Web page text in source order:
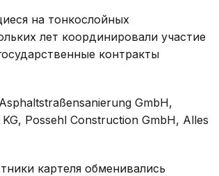
на тонкослойных
лет координировали участие
контракты
GmbH,
Possehl Construction GmbH, Alles
картеля обменивались